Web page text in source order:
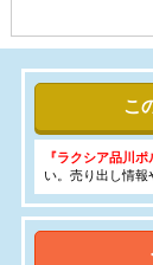
こ
『ラクシア品川ポ
い。売り出し情報